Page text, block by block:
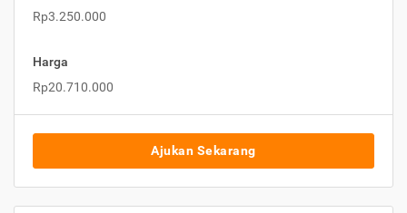
Rp3.250.000
Harga
Rp20.710.000
Ajukan Sekarang